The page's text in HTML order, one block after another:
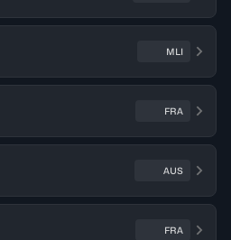
MLI
FRA
AUS
FRA